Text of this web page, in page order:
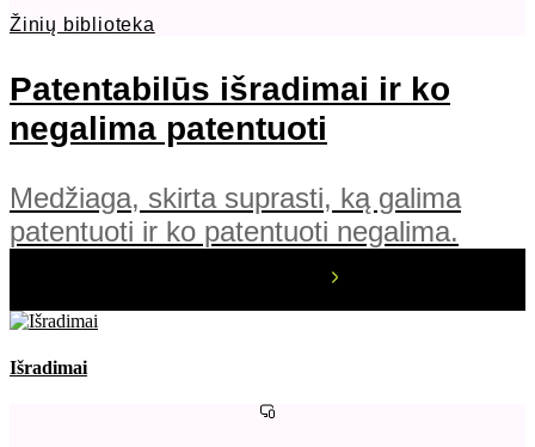
Žinių biblioteka
Patentabilūs išradimai ir ko
negalima patentuoti
Medžiaga, skirta suprasti, ką galima
patentuoti ir ko patentuoti negalima.
Išradimai